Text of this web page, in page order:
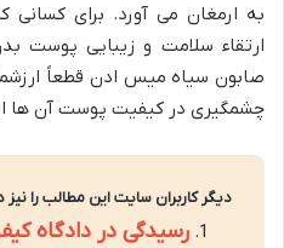
به ارمغان می آورد. برای کسانی
ارتقاء سلامت و زیبایی پوست
صابون سیاه میس ادن قطعاً
چشمگیری در کیفیت پوست آن ها
دیگر کاربران سایت این مطالب را
رسیدگی در دادگاه